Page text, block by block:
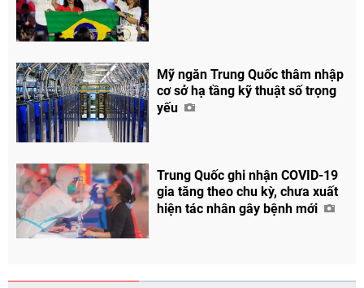
Chia sẻ
Mỹ ngăn Trung Quốc thâm nhập
cơ sở hạ tầng kỹ thuật số trọng
yếu
Trung Quốc ghi nhận COVID-19
gia tăng theo chu kỳ, chưa xuất
hiện tác nhân gây bệnh mới